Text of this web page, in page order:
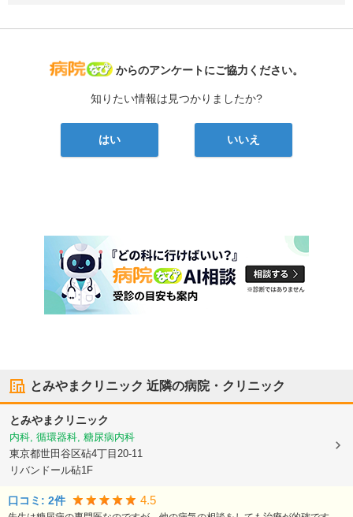
病院なび
からのアンケートにご協力ください。
知りたい情報は見つかりましたか?
はい いいえ
とみやまクリニック 近隣の病院・クリニック
とみやまクリニック
内科, 循環器科, 糖尿病内科
東京都世田谷区砧4丁目20-11
リバンドール砧1F
口コミ: 2件 4.5